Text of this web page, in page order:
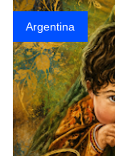
Argentina